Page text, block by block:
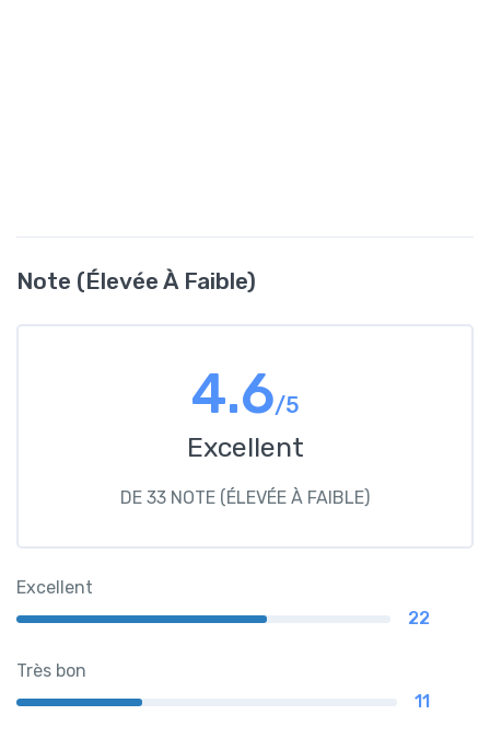
Note (élevée À Faible)
4.6/5
Excellent
DE 33 NOTE (ÉLEVÉE À FAIBLE)
Excellent
22
Très bon
11